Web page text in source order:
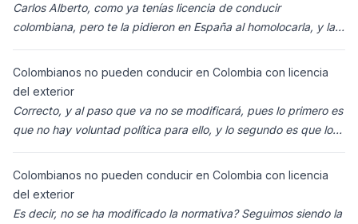
Carlos Alberto, como ya tenías licencia de conducir
colombiana, pero te la pidieron en España al homolocarla, y la
Colombianos no pueden conducir en Colombia con licencia
del exterior
Correcto, y al paso que va no se modificará, pues lo primero es
que no hay voluntad política para ello, y lo segundo es que los
Colombianos no pueden conducir en Colombia con licencia
del exterior
Es decir, no se ha modificado la normativa? Seguimos siendo la